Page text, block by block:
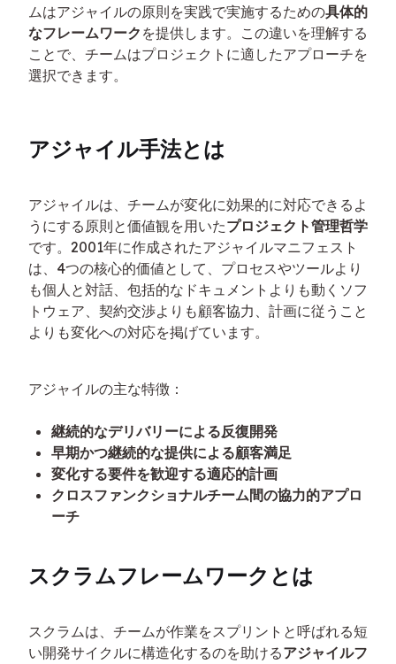
ムはアジャイルの原則を実践で実施するための具体的
なフレームワーク を提供します。この違いを理解する
ことで、チームはプロジェクトに適したアプローチを
選択できます。
アジャイル手法とは
アジャイルは、チームが変化に効果的に対応できるよ
うにする原則と価値観を用いたプロジェクト管理哲学
です。2001年に作成されたアジャイルマニフェスト
は、4つの核心的価値として、プロセスやツールより
も個人と対話、包括的なドキュメントよりも動くソフ
トウェア、契約交渉よりも顧客協力、計画に従うこと
よりも変化への対応を掲げています。
アジャイルの主な特徴：
継続的なデリバリーによる反復開発
早期かつ継続的な提供による顧客満足
変化する要件を歓迎する適応的計画
クロスファンクショナルチーム間の協力的アプロ
ーチ
スクラムフレームワークとは
スクラムは、チームが作業をスプリントと呼ばれる短
い開発サイクルに構造化するのを助けるアジャイルフ